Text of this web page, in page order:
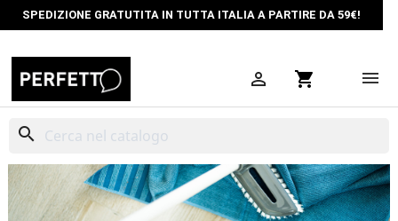
SPEDIZIONE GRATUTITA IN TUTTA ITALIA A PARTIRE DA 59€!
 shopping_cart
search